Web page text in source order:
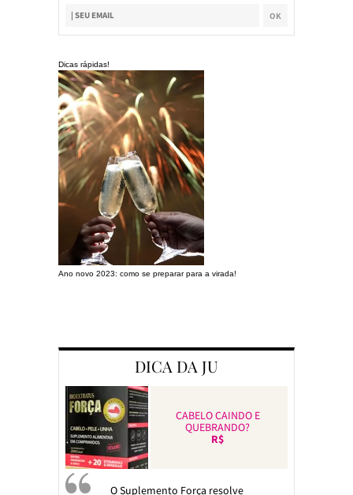
Dicas rápidas!
Ano novo 2023: como se preparar para a virada!
DICA DA JU
CABELO CAINDO E
QUEBRANDO?
R$
O Suplemento Força resolve